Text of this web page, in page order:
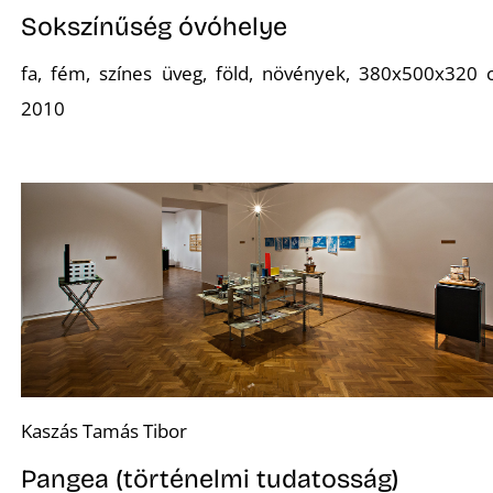
Sokszínűség óvóhelye
fa, fém, színes üveg, föld, növények, 380x500x320
2010
Kaszás Tamás Tibor
Pangea (történelmi tudatosság)